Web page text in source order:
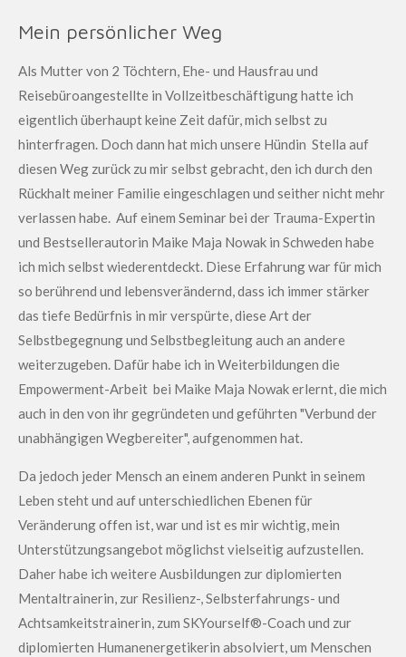
Mein persönlicher Weg
Als Mutter von 2 Töchtern, Ehe- und Hausfrau und
Reisebüroangestellte in Vollzeitbeschäftigung hatte ich
eigentlich überhaupt keine Zeit dafür, mich selbst zu
hinterfragen. Doch dann hat mich unsere Hündin Stella auf
diesen Weg zurück zu mir selbst gebracht, den ich durch den
Rückhalt meiner Familie eingeschlagen und seither nicht mehr
verlassen habe. Auf einem Seminar bei der Trauma-Expertin
und Bestsellerautorin Maike Maja Nowak in Schweden habe
ich mich selbst wiederentdeckt. Diese Erfahrung war für mich
so berührend und lebensverändernd, dass ich immer stärker
das tiefe Bedürfnis in mir verspürte, diese Art der
Selbstbegegnung und Selbstbegleitung auch an andere
weiterzugeben. Dafür habe ich in Weiterbildungen die
Empowerment-Arbeit bei Maike Maja Nowak erlernt, die mich
auch in den von ihr gegründeten und geführten "Verbund der
unabhängigen Wegbereiter", aufgenommen hat.
Da jedoch jeder Mensch an einem anderen Punkt in seinem
Leben steht und auf unterschiedlichen Ebenen für
Veränderung offen ist, war und ist es mir wichtig, mein
Unterstützungsangebot möglichst vielseitig aufzustellen.
Daher habe ich weitere Ausbildungen zur diplomierten
Mentaltrainerin, zur Resilienz-, Selbsterfahrungs- und
Achtsamkeitstrainerin, zum SKYourself®-Coach und zur
diplomierten Humanenergetikerin absolviert, um Menschen